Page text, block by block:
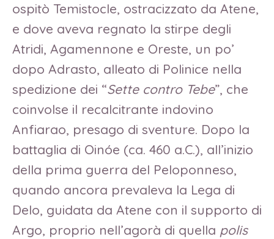
ospitò Temistocle, ostracizzato da Atene,
e dove aveva regnato la stirpe degli
Atridi, Agamennone e Oreste, un po’
dopo Adrasto, alleato di Polinice nella
spedizione dei “Sette contro Tebe”, che
coinvolse il recalcitrante indovino
Anfiarao, presago di sventure. Dopo la
battaglia di Oinóe (ca. 460 a.C.), all’inizio
della prima guerra del Peloponneso,
quando ancora prevaleva la Lega di
Delo, guidata da Atene con il supporto di
Argo, proprio nell’agorà di quella polis